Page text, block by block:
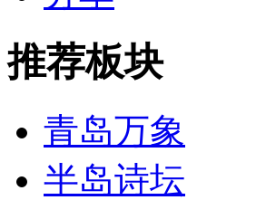
推荐板块
青岛万象
半岛诗坛